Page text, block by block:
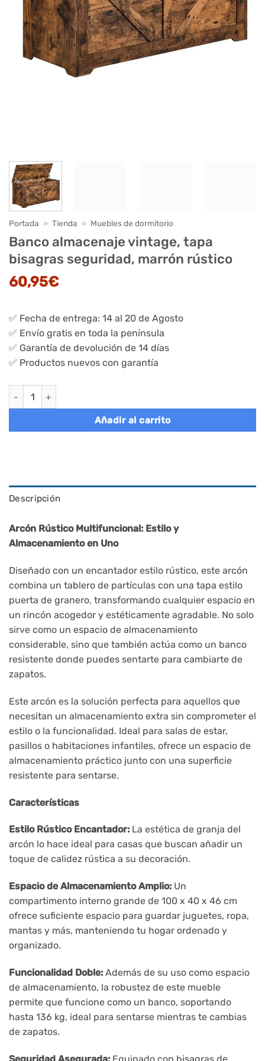
Portada » Tienda » Muebles de dormitorio
Banco almacenaje vintage, tapa
bisagras seguridad, marrón rústico
60,95€
✅ Fecha de entrega: 14 al 20 de Agosto
✅ Envío gratis en toda la península
✅ Garantía de devolución de 14 días
✅ Productos nuevos con garantía
Banco almacenaje vintage, tapa bisagras seguridad, marrón
Añadir al carrito
Descripción
Arcón Rústico Multifuncional: Estilo y
Almacenamiento en Uno
Diseñado con un encantador estilo rústico, este arcón
combina un tablero de partículas con una tapa estilo
puerta de granero, transformando cualquier espacio en
un rincón acogedor y estéticamente agradable. No solo
sirve como un espacio de almacenamiento
considerable, sino que también actúa como un banco
resistente donde puedes sentarte para cambiarte de
zapatos.
Este arcón es la solución perfecta para aquellos que
necesitan un almacenamiento extra sin comprometer el
estilo o la funcionalidad. Ideal para salas de estar,
pasillos o habitaciones infantiles, ofrece un espacio de
almacenamiento práctico junto con una superficie
resistente para sentarse.
Características
Estilo Rústico Encantador: La estética de granja del
arcón lo hace ideal para casas que buscan añadir un
toque de calidez rústica a su decoración.
Espacio de Almacenamiento Amplio: Un
compartimento interno grande de 100 x 40 x 46 cm
ofrece suficiente espacio para guardar juguetes, ropa,
mantas y más, manteniendo tu hogar ordenado y
organizado.
Funcionalidad Doble: Además de su uso como espacio
de almacenamiento, la robustez de este mueble
permite que funcione como un banco, soportando
hasta 136 kg, ideal para sentarse mientras te cambias
de zapatos.